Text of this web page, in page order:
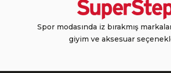
Spor modasında iz bırakmış
giyim ve aksesuar